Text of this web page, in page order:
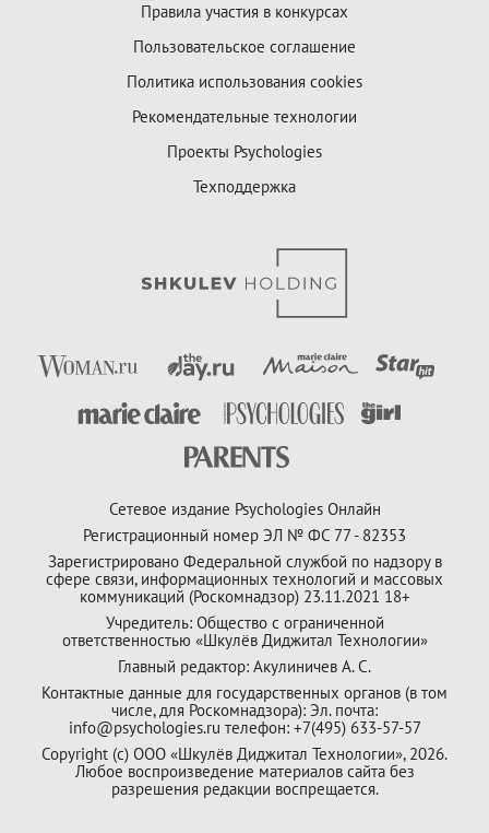
Правила участия в конкурсах
Пользовательское соглашение
Политика использования cookies
Рекомендательные технологии
Проекты Psychologies
Техподдержка
Сетевое издание Psychologies Онлайн
Регистрационный номер ЭЛ № ФС 77 - 82353
Зарегистрировано Федеральной службой по надзору в
сфере связи, информационных технологий и массовых
коммуникаций (Роскомнадзор) 23.11.2021 18+
Учредитель: Общество с ограниченной
ответственностью «Шкулёв Диджитал Технологии»
Главный редактор: Акулиничев А. С.
Контактные данные для государственных органов (в том
числе, для Роскомнадзора): Эл. почта:
info@psychologies.ru телефон: +7(495) 633-57-57
Copyright (с) ООО «Шкулёв Диджитал Технологии», 2026.
Любое воспроизведение материалов сайта без
разрешения редакции воспрещается.